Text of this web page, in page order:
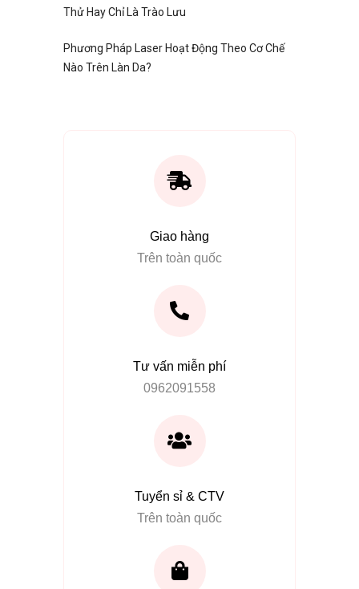
Thử Hay Chỉ Là Trào Lưu
Phương Pháp Laser Hoạt Động Theo Cơ Chế
Nào Trên Làn Da?
Giao hàng
Trên toàn quốc
Tư vấn miễn phí
0962091558
Tuyển sỉ & CTV
Trên toàn quốc